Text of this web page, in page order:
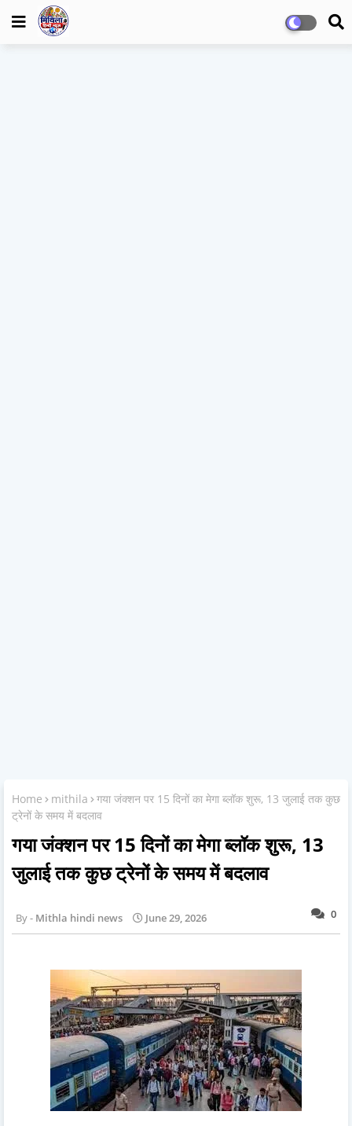
Home mithila
गया जंक्शन पर 15 दिनों का मेगा ब्लॉक शुरू, 13 जुलाई तक कुछ
ट्रेनों के समय में बदलाव
गया जंक्शन पर 15 दिनों का मेगा ब्लॉक शुरू, 13
जुलाई तक कुछ ट्रेनों के समय में बदलाव
0
Mithla hindi news June 29, 2026